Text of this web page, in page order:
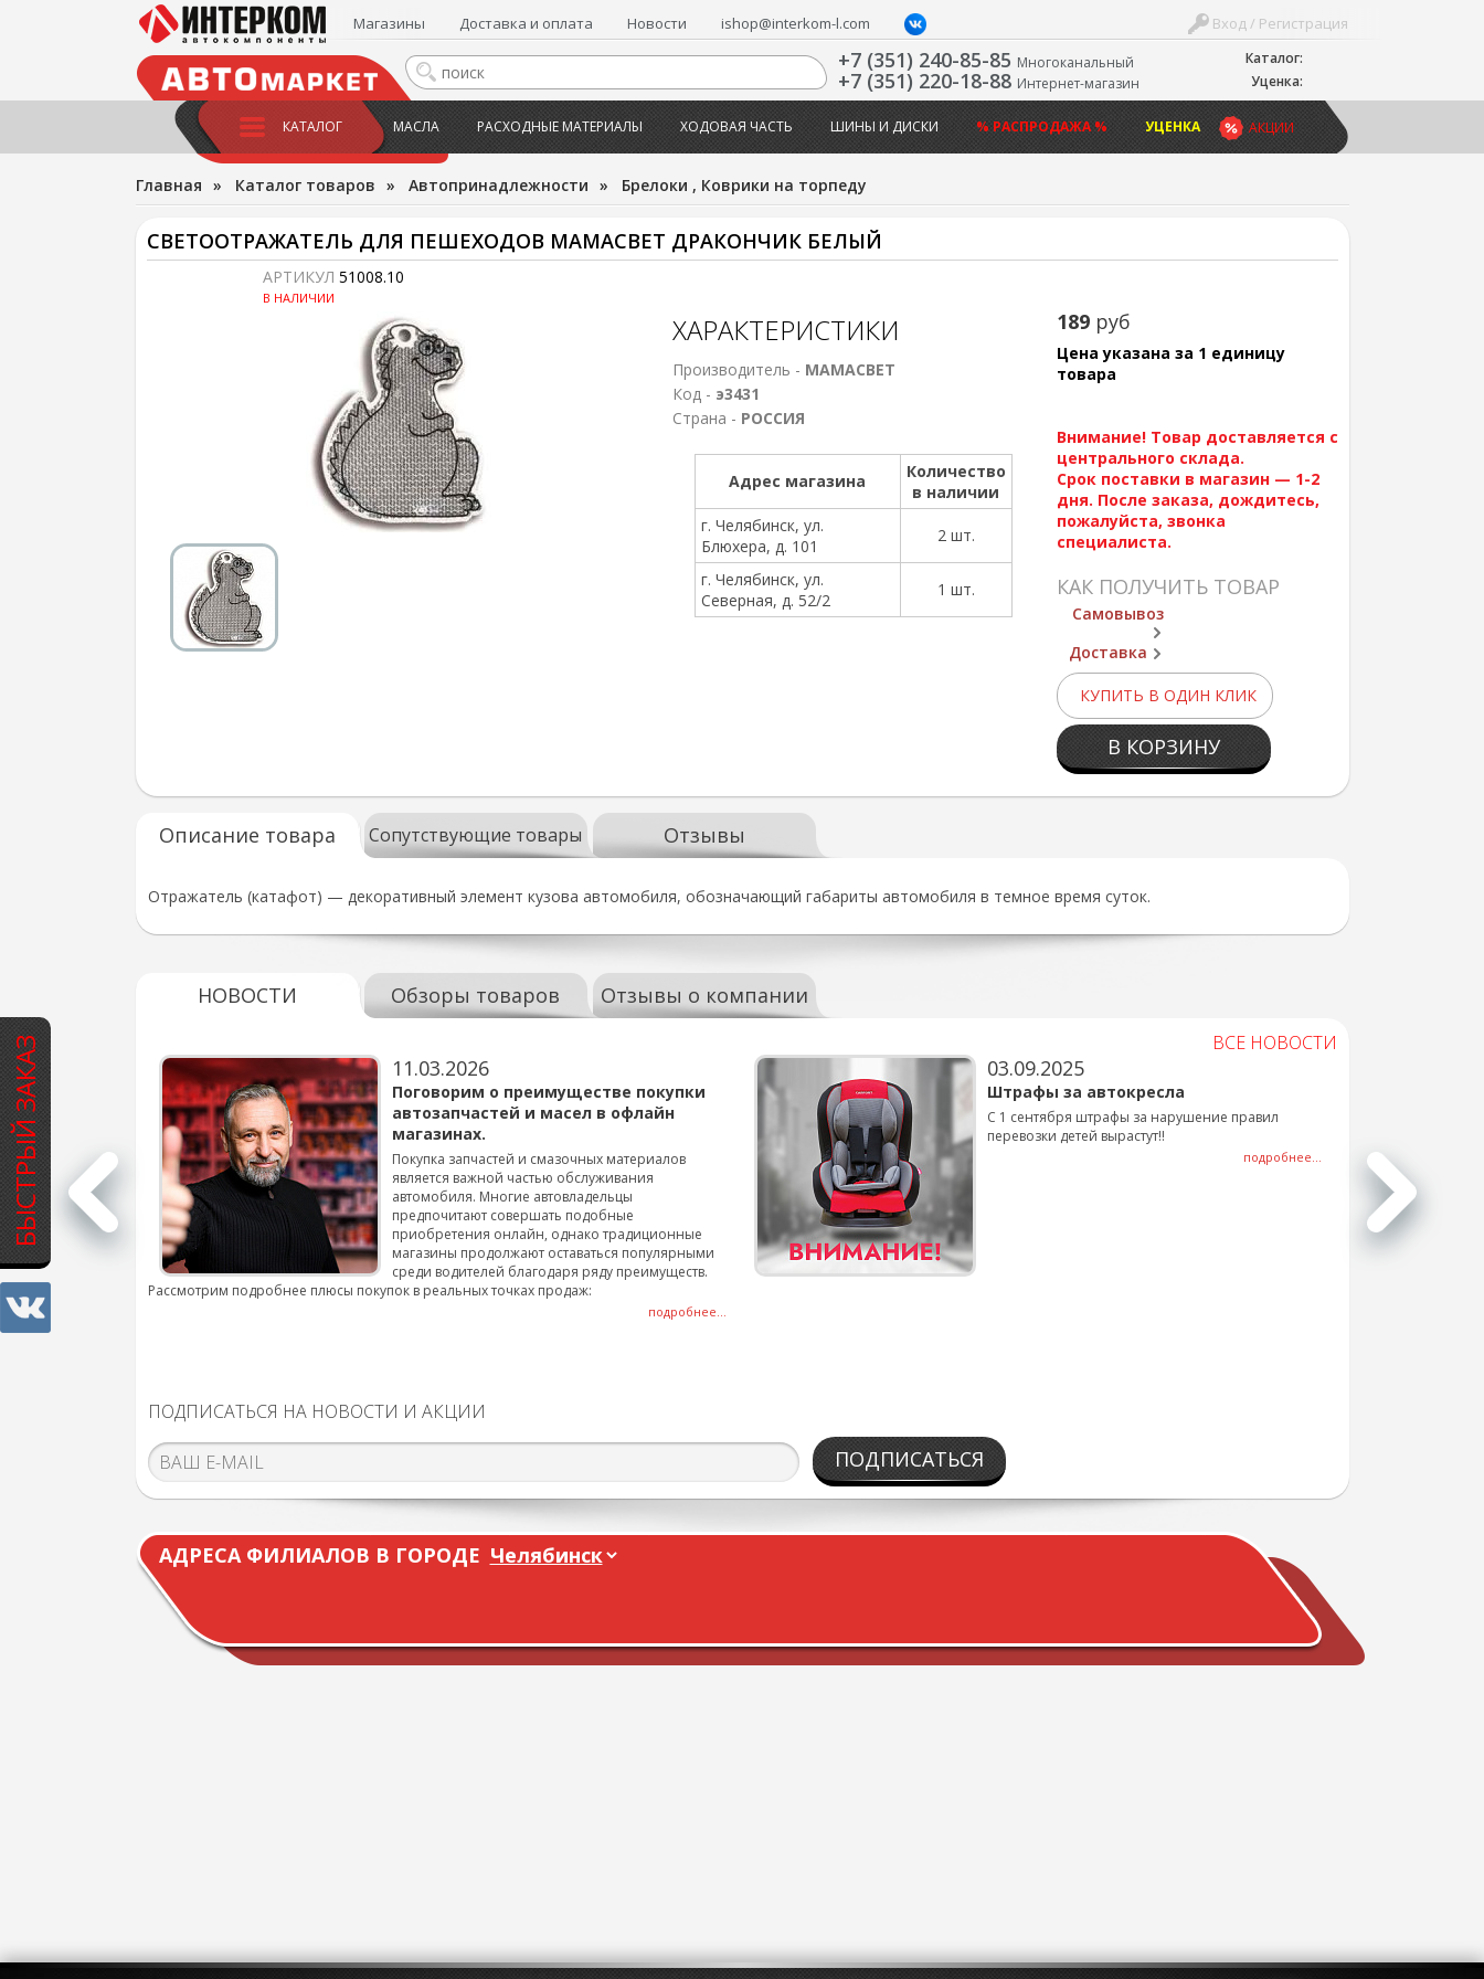
БЫСТРЫЙ ЗАКАЗ
Каталог:
Уценка:
Вход / Регистрация
Магазины Доставка и оплата Новости ishop@interkom-l.com
+7 (351) 240-85-85 Многоканальный
+7 (351) 220-18-88 Интернет-магазин
АКЦИИ
КАТАЛОГ МАСЛА РАСХОДНЫЕ МАТЕРИАЛЫ ХОДОВАЯ ЧАСТЬ ШИНЫ И ДИСКИ % РАСПРОДАЖА % УЦЕНКА
Главная » Каталог товаров » Автопринадлежности » Брелоки , Коврики на торпеду
СВЕТООТРАЖАТЕЛЬ ДЛЯ ПЕШЕХОДОВ МАМАСВЕТ ДРАКОНЧИК БЕЛЫЙ
АРТИКУЛ 51008.10
В НАЛИЧИИ
189 руб
Цена указана за 1 единицу
товара
Внимание! Товар доставляется с
центрального склада.
Срок поставки в магазин — 1-2
дня. После заказа, дождитесь,
пожалуйста, звонка
специалиста.
КАК ПОЛУЧИТЬ ТОВАР
Самовывоз
Доставка
КУПИТЬ В ОДИН КЛИК
В КОРЗИНУ
ХАРАКТЕРИСТИКИ
Производитель - МАМАСВЕТ
Код - э3431
Страна - РОССИЯ
Адрес магазина
Количество
в наличии
г. Челябинск, ул.
Блюхера, д. 101
2 шт.
г. Челябинск, ул.
Северная, д. 52/2
1 шт.
Описание товара Сопутствующие товары Отзывы
Отражатель (катафот) — декоративный элемент кузова автомобиля, обозначающий габариты автомобиля в темное время суток.
НОВОСТИ Обзоры товаров Отзывы о компании
ВСЕ НОВОСТИ
для
смены шин на
подробнее...
11.03.2026
Поговорим о преимуществе покупки
автозапчастей и масел в офлайн
магазинах.
Покупка запчастей и смазочных материалов
является важной частью обслуживания
автомобиля. Многие автовладельцы
предпочитают совершать подобные
приобретения онлайн, однако традиционные
магазины продолжают оставаться популярными
среди водителей благодаря ряду преимуществ.
Рассмотрим подробнее плюсы покупок в реальных точках продаж:
подробнее...
03.09.2025
Штрафы за автокресла
С 1 сентября штрафы за нарушение правил
перевозки детей вырастут!!
подробнее...
ПОДПИСАТЬСЯ НА НОВОСТИ И АКЦИИ
ПОДПИСАТЬСЯ
АДРЕСА ФИЛИАЛОВ В ГОРОДЕ